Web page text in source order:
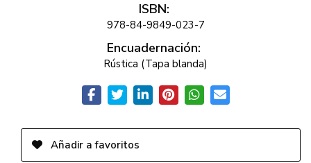
ISBN:
978-84-9849-023-7
Encuadernación:
Rústica (Tapa blanda)
Añadir a favoritos